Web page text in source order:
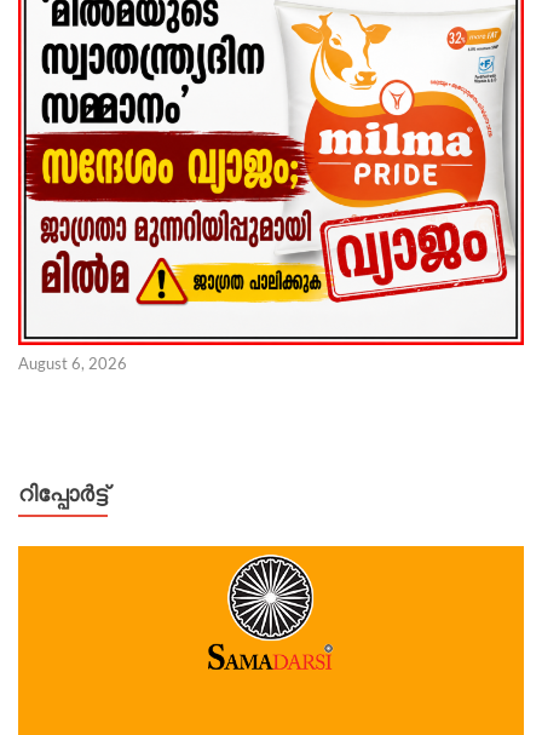
August 6, 2026
റിപ്പോര്‍ട്ട്